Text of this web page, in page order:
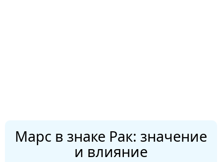
Марс в знаке Рак: значение
и влияние